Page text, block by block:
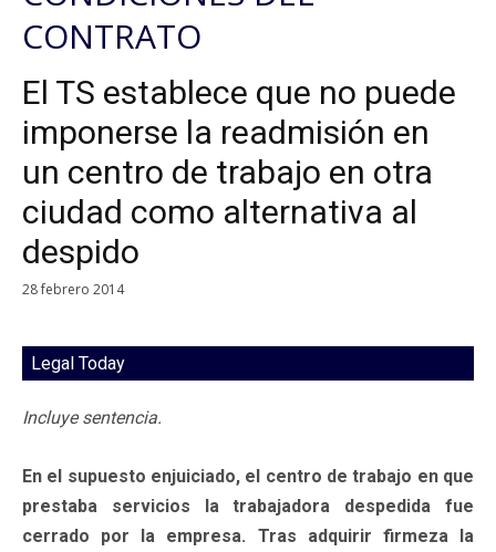
CONTRATO
El TS establece que no puede
imponerse la readmisión en
un centro de trabajo en otra
ciudad como alternativa al
despido
28 febrero 2014
Legal Today
Incluye sentencia.
En el supuesto enjuiciado, el centro de trabajo en que
prestaba servicios la trabajadora despedida fue
cerrado por la empresa. Tras adquirir firmeza la